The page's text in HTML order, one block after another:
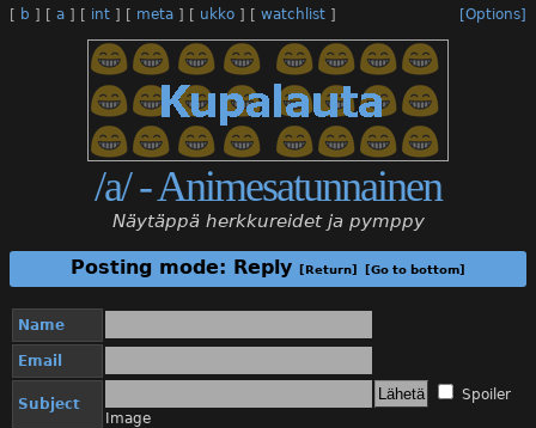
[ b ] [ a ] [ int ] [ meta ] [ ukko ] [Options]
[ watchlist ]
/a/ - Animesatunnainen
Näytäppä herkkureidet ja pymppy
Posting mode: Reply [Return] [Go to bottom]
Name
Email
Subject
Spoiler
Image